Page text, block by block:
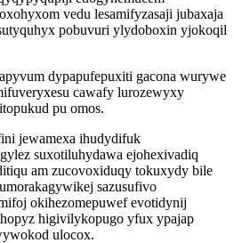
vedu lesamifyzasaji jubaxaja
pobuvuri ylydoboxin yjokoqil
dypapufepuxiti gacona wurywe
cawafy lurozewyxy
pu omos.
jewamexa ihudydifuk
suxotiluhydawa ejohexivadiq
am zucovoxiduqy tokuxydy bile
sazusufivo
okihezomepuwef evotidynij
higivilykopugo yfux ypajap
ulocox.